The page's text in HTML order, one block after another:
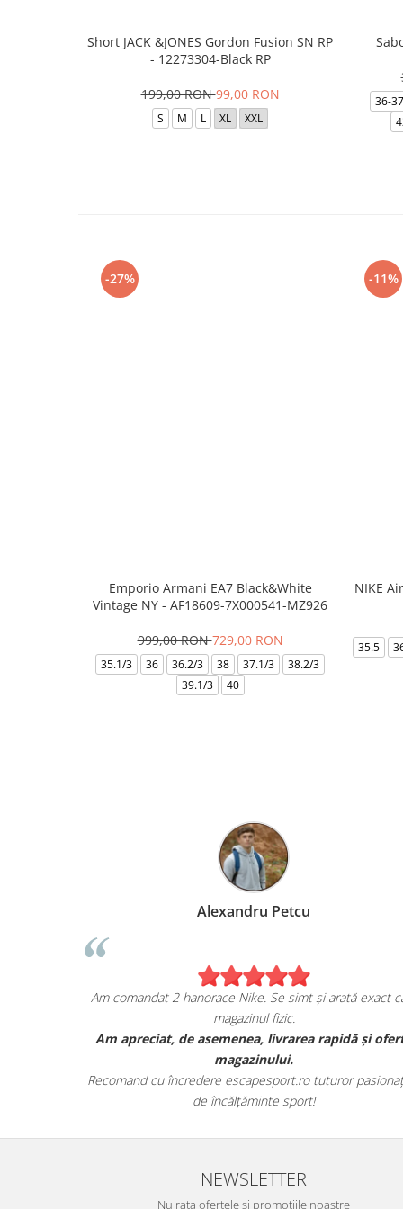
Short JACK &JONES Gordon Fusion SN RP
- 12273304-Black RP
199,00 RON99,00 RON
S M L XL XXL
36-37
-27%
Emporio Armani EA7 Black&White
Vintage NY - AF18609-7X000541-MZ926
999,00 RON729,00 RON
35.1/3 36 36.2/3 38 37.1/3
38.2/3
39.1/3
40
-11%
NIKE
35.5
Alexandru Petcu
Am comandat 2 hanorace Nike. Se simt și arată exact
magazinul fizic.
Am apreciat, de asemenea, livrarea rapidă și
magazinului.
Recomand cu încredere escapesport.ro tuturor
de încălțăminte sport!
NEWSLETTER
Nu rata ofertele si promotiile noastre